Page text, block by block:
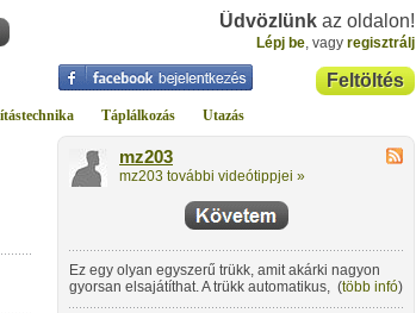
Üdvözlünk az oldalon!
Lépj be, vagy regisztrálj
Feltöltés
Táplálkozás Utazás
mz203
mz203 további videótippjei »
Ez egy olyan egyszerű trükk, amit akárki nagyon
gyorsan elsajátíthat. A trükk automatikus, de ez nem
von le semmit az értékéből!
(több infó)